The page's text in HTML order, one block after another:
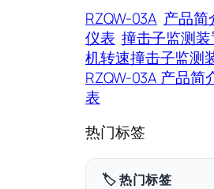
RZQW-03A 产品简
仪表 撞击子监测装
机转速撞击子监测
RZQW-03A 产品简
表
热门标签
🏷️ 热门标签